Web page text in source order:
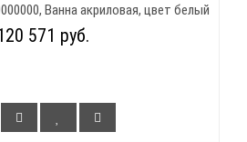
Ванна акриловая, цвет белый
571 руб.